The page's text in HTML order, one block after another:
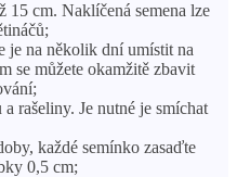
15 cm. Naklíčená semena lze
je na několik dní umístit na
se můžete okamžitě zbavit
rašeliny. Je nutné je smíchat
každé semínko zasaďte
0,5 cm;